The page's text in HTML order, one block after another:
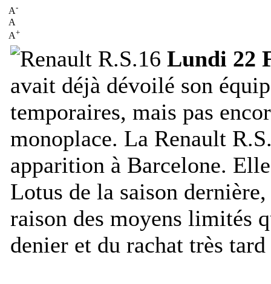
A-
A
A+
Lundi 22
avait déjà dévoilé son
temporaires, mais pas
monoplace. La Renault
apparition à Barcelone.
Lotus de la saison
raison des moyens limités
denier et du rachat très